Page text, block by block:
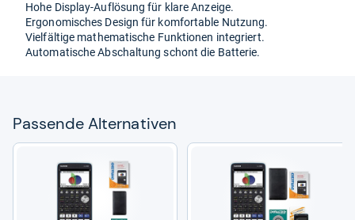
Hohe Dis­play-​Auf­lö­sung für klare Anzeige.
Ergo­no­mi­sches Design für kom­for­ta­ble Nut­zung.
Viel­fäl­tige mathe­ma­ti­sche Funk­tio­nen inte­griert.
Auto­ma­ti­sche Abschal­tung schont die Bat­te­rie.
Pas­sende Alter­na­ti­ven